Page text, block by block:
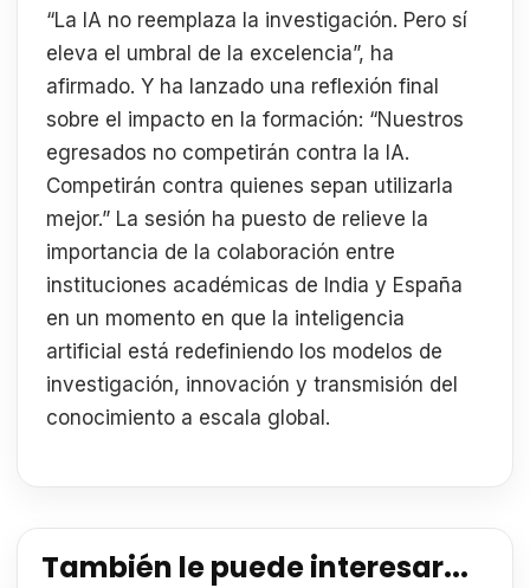
“La IA no reemplaza la investigación. Pero sí
eleva el umbral de la excelencia”, ha
afirmado. Y ha lanzado una reflexión final
sobre el impacto en la formación: “Nuestros
egresados no competirán contra la IA.
Competirán contra quienes sepan utilizarla
mejor.” La sesión ha puesto de relieve la
importancia de la colaboración entre
instituciones académicas de India y España
en un momento en que la inteligencia
artificial está redefiniendo los modelos de
investigación, innovación y transmisión del
conocimiento a escala global.
También le puede interesar...